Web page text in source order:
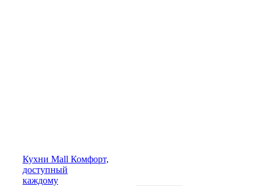
Кухни Mall Комфорт,
доступный
каждому